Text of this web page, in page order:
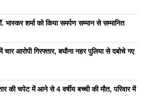
शर्मा को किया समर्पण सम्मान से सम्मानित
आरोपी गिरफ्तार, बघौना नहर पुलिया से दबोचे गए
की चपेट में आने से 4 वर्षीय बच्ची की मौत, परिवार में